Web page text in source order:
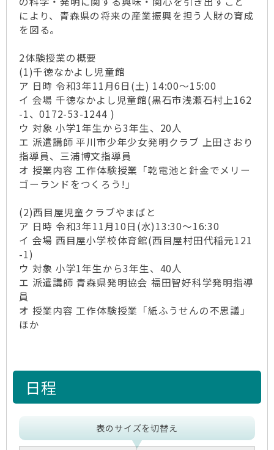
により、青森県の将来の産業振興を担う人財の育成
を図る。
2体験授業の概要
(1)千徳なかよし児童館
ア 日時 令和3年11月6日(土) 14:00～15:00
イ 会場 千徳なかよし児童館(黒石市浅瀬石村上162
-1、0172-53-1244 )
ウ 対象 小学1年生から3年生、20人
エ 派遣講師 平川市少年少女発明クラブ 上田さおり
指導員、三浦博文指導員
オ 授業内容 工作体験授業「乾電池と針金でメリー
ゴーランドをつくろう!」
(2)西目屋児童クラブやまばと
ア 日時 令和3年11月10日(水)13:30～16:30
イ 会場 西目屋小学校体育館(西目屋村田代稲元121
-1)
ウ 対象 小学1年生から3年生、40人
エ 派遣講師 青森県発明協会 福田智好科学発明指導
員
オ 授業内容 工作体験授業「紙ふうせんの不思議」
ほか
日程
表のサイズを切替え